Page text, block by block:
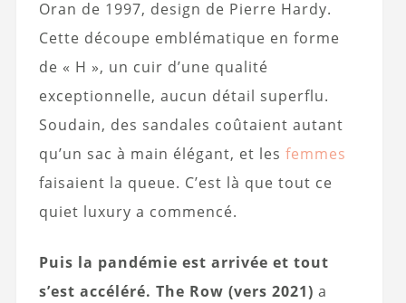
Oran de 1997, design de Pierre Hardy.
Cette découpe emblématique en forme
de « H », un cuir d’une qualité
exceptionnelle, aucun détail superflu.
Soudain, des sandales coûtaient autant
qu’un sac à main élégant, et les femmes
faisaient la queue. C’est là que tout ce
quiet luxury a commencé.
Puis la pandémie est arrivée et tout
s’est accéléré. The Row (vers 2021) a